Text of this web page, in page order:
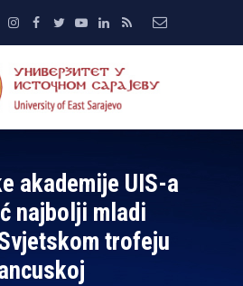
akademije UIS-a
najbolji mladi
trofeju